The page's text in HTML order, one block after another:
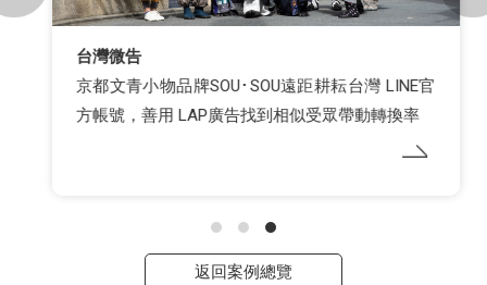
台灣微告
京都文青小物品牌SOU･SOU遠距耕耘台灣 LINE官
方帳號，善用 LAP廣告找到相似受眾帶動轉換率
返回案例總覽